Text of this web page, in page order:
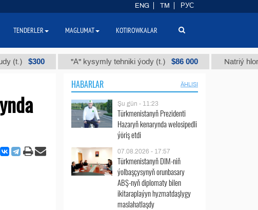
"А" kysymly tehniki ýody (t.) $86 000 Natriý hlorly (nahar
HABARLAR ÄHLISI
Şu gün - 11:23
Türkmenistanyň Prezidenti
Hazaryň kenarynda welosipedli
ýöriş etdi
07.08.2026 - 17:57
Türkmenistanyň DIM-niň
ýolbaşçysynyň orunbasary
ABŞ-nyň diplomaty bilen
ikitaraplaýyn hyzmatdaşlygy
maslahatlaşdy
ENG TM РУС
TENDERLER MAGLUMAT KOTIROWKALAR